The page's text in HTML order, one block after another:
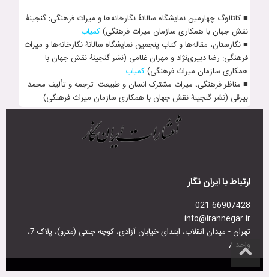
■ کاتالوگ چهارمین نمایشگاه سال‍انۀ نگارخانه‌ها و میراث فرهنگی: گنجینۀ
نقش جهان با همکاری سازمان میراث فرهنگی)کمیاب
■ نگارستان، مقاله‌ها و کتاب پنجمین نمایشگاه سال‍انۀ نگارخانه‌ها و میراث
فرهنگی: رضا دبیری­‌نژاد و مهران غل‍امی (نشر گنجینۀ نقش جهان با
همکاری سازمان میراث فرهنگی)کمیاب
■ مناظر فرهنگی، میراث مشترک انسان و طبیعت: ترجمه و تألیف محمد
بیرقی (نشر گنجینۀ نقش جهان با همکاری سازمان میراث فرهنگی)
ارتباط با ایران نگار
021-66907428
info@irannegar.ir
تهران - میدان انقلاب، ابتدای خیابان آزادی، کوچه جنتی (مترو)، پلاک 7،
واحد 7